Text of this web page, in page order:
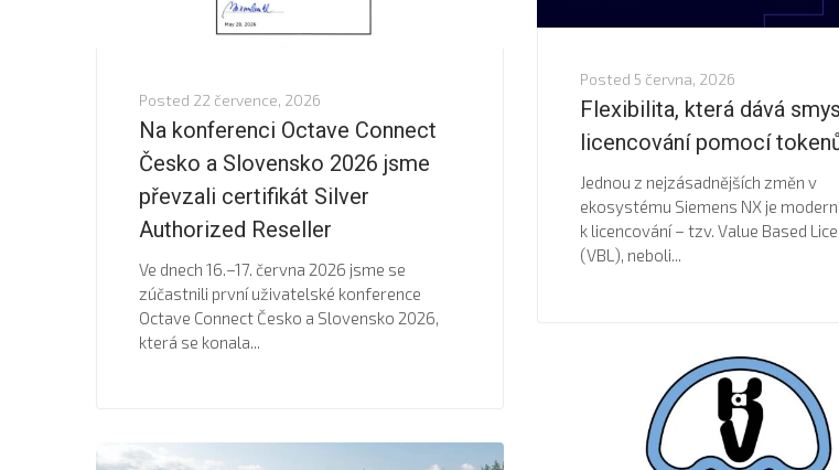
Posted 22 července, 2026
Na konferenci Octave Connect
Česko a Slovensko 2026 jsme
převzali certifikát Silver
Authorized Reseller
Ve dnech 16.–17. června 2026 jsme se
zúčastnili první uživatelské konference
Octave Connect Česko a Slovensko 2026,
která se konala...
Posted 5 června, 2026
Flexibilita, která dává
licencování pomocí
Jednou z nejzásadnějších změn v
ekosystému Siemens NX je
k licencování – tzv. Value Based
(VBL), neboli...